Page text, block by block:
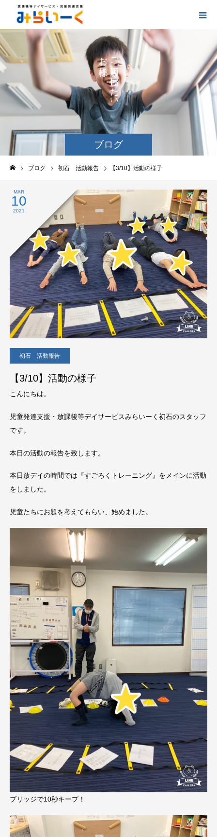
ブログ
ご
に
け
た
い
お
の
の
ブログ 初石 活動報告 【3/10】活動の様子
MAR
10
2021
初石 活動報告
【3/10】活動の様子
こんにちは。
児童発達支援・放課後等デイサービスみらいーく初石のスタッフ
です。
本日の活動の報告を致します。
本日放デイの時間では『すごろくトレーニング』をメインに活動
をしました。
児童たちにお題を考えてもらい、始めました。
ブリッジで10秒キープ！